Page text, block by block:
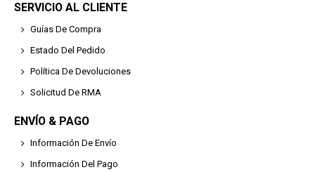
SERVICIO AL CLIENTE
Guías De Compra
Estado Del Pedido
Política De Devoluciones
Solicitud De RMA
ENVÍO & PAGO
Información De Envío
Información Del Pago